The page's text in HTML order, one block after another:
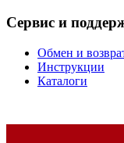
Сервис и
Обмен и
Инструкции
Каталоги